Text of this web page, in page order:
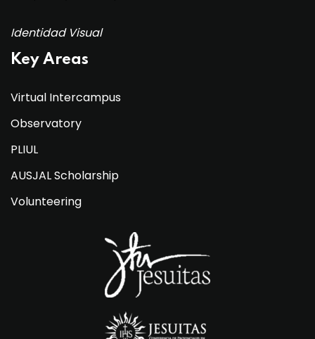
Identidad Visual
Key Areas
Virtual Intercampus
Observatory
PLIUL
AUSJAL Scholarship
Volunteering